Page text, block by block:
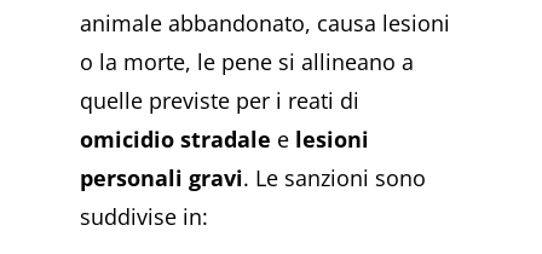
animale abbandonato, causa lesioni
o la morte, le pene si allineano a
quelle previste per i reati di
omicidio stradale e lesioni
personali gravi. Le sanzioni sono
suddivise in: